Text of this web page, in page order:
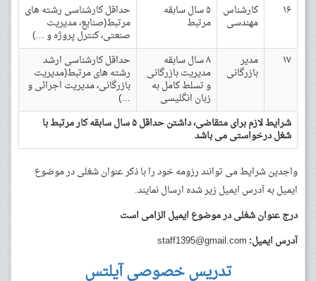
۱۶
کارشناس
مهندسی
۵ سال سابقه
مرتبط
حداقل کارشناسی رشته های
مرتبط(صنایع، مدیریت
صنعتی، کنترل پروژه و …)
۱۷
مدیر
بازرگانی
۸ سال سابقه
مدیریت بازرگانی
و تسلط کامل به
زبان انگلیسی
حداقل کارشناسی ارشد
رشته های مرتبط(مدیریت
بازرگانی، مدیریت اجرائی و
…)
شرایط لازم برای متقاضی، داشتن حداقل ۵ سال سابقه کار مرتبط با
شغل درخواستی می باشد
واجدین شرایط می توانند رزومه خود را با ذکر عنوان شغلی در موضوع
ایمیل به آدرس ایمیل زیر شده ارسال نمایند.
درج عنوان شغلی در موضوع ایمیل الزامی است
آدرس ایمیل: staff1395@gmail.com
تدریس خصوصی آیلتس